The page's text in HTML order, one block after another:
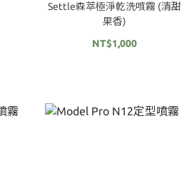
Settle森萃極淨乾洗噴霧 (清甜
果香)
NT$1,000